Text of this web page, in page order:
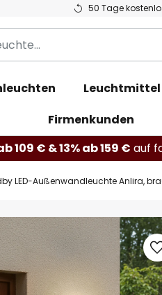
50 Tage
Leuchtmittel
Firmenkunden
109 € & 13% ab 159 € auf
LED-Außenwandleuchte Anlira,